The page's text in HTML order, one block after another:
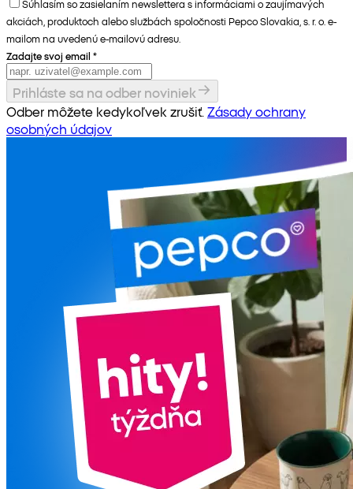
Súhlasím so zasielaním newslettera s informáciami o zaujímavých
akciách, produktoch alebo službách spoločnosti Pepco Slovakia, s. r. o. e-
mailom na uvedenú e-mailovú adresu.
Zadajte svoj email *
Prihláste sa na odber noviniek
Odber môžete kedykoľvek zrušiť. Zásady ochrany
osobných údajov